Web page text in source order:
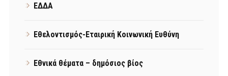
ΕΔΔΑ
Εθελοντισμός-Εταιρική Κοινωνική Ευθύνη
Εθνικά θέματα – δημόσιος βίος